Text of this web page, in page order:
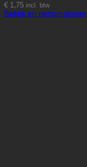
€ 1,75 incl. btw
Bekijk en personaliseer